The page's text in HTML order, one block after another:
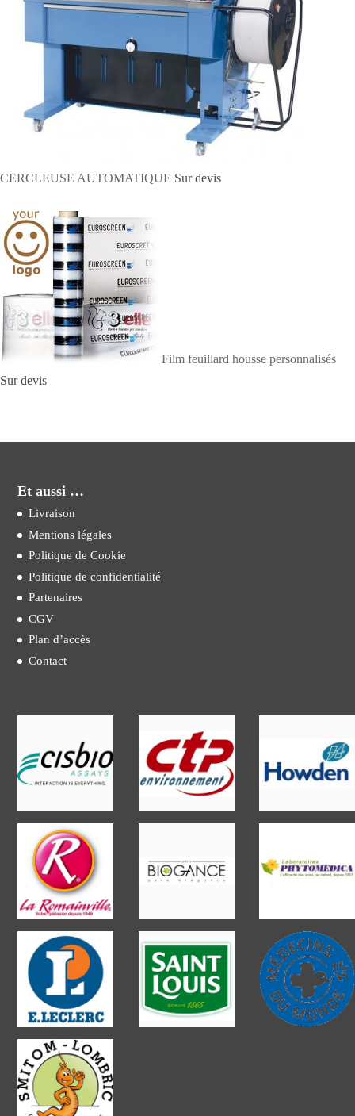
CERCLEUSE AUTOMATIQUE Sur devis
Film feuillard housse personnalisés
Sur devis
Et aussi …
Livraison
Mentions légales
Politique de Cookie
Politique de confidentialité
Partenaires
CGV
Plan d’accès
Contact